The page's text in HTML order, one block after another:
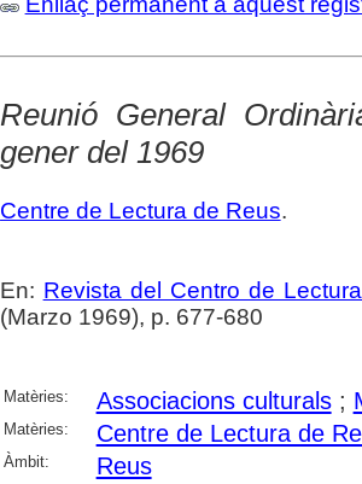
Reunió General
gener del 1969
Centre de Lectura de Reus.
En: Revista del Centro de
(Marzo 1969), p. 677-680
Matèries: Associacions culturals;
Matèries: Centre de Lectura de
Àmbit: Reus